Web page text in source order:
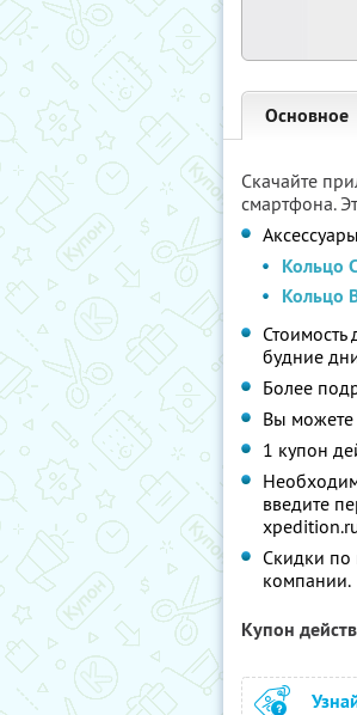
Основное
Скачайте
смартфона.
Кольцо
Кольцо
будние
Более
Вы можете
1 купон
введите
Cкидки
компании.
Купон